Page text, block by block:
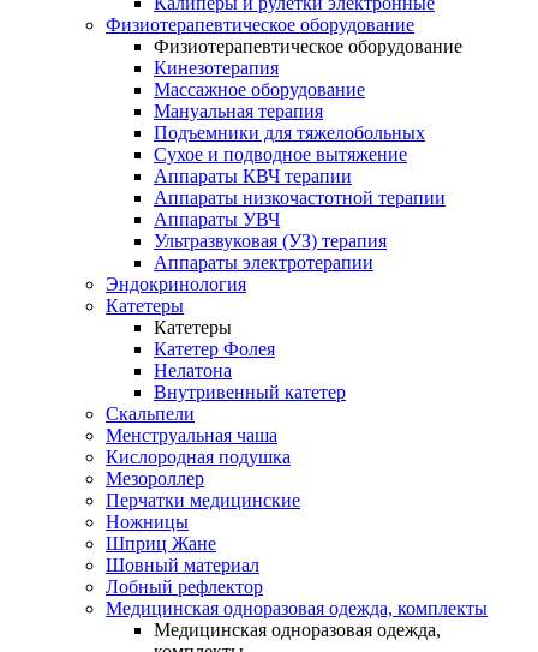
Физиотерапевтическое оборудование
Физиотерапевтическое оборудование
Кинезотерапия
Массажное оборудование
Мануальная терапия
Подъемники для тяжелобольных
Сухое и подводное вытяжение
Аппараты КВЧ терапии
Аппараты низкочастотной терапии
Аппараты УВЧ
Ультразвуковая (УЗ) терапия
Аппараты электротерапии
Эндокринология
Катетеры
Катетеры
Катетер Фолея
Нелатона
Внутривенный катетер
Скальпели
Менструальная чаша
Кислородная подушка
Мезороллер
Перчатки медицинские
Ножницы
Шприц Жане
Шовный материал
Лобный рефлектор
Медицинская одноразовая одежда, комплекты
Медицинская одноразовая одежда,